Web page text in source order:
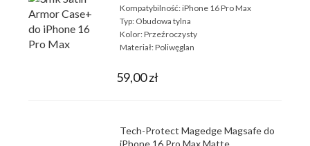
Kompatybilność:iPhone 16 Pro Max
Typ: Obudowa tylna
Kolor:Przeźroczysty
Materiał:Poliwęglan
59,00 zł
Tech-Protect Magedge Magsafe do